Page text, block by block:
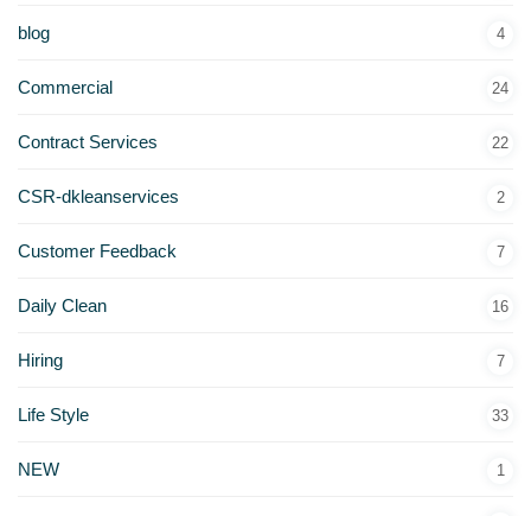
blog 4
Commercial 24
Contract Services 22
CSR-dkleanservices 2
Customer Feedback 7
Daily Clean 16
Hiring 7
Life Style 33
NEW 1